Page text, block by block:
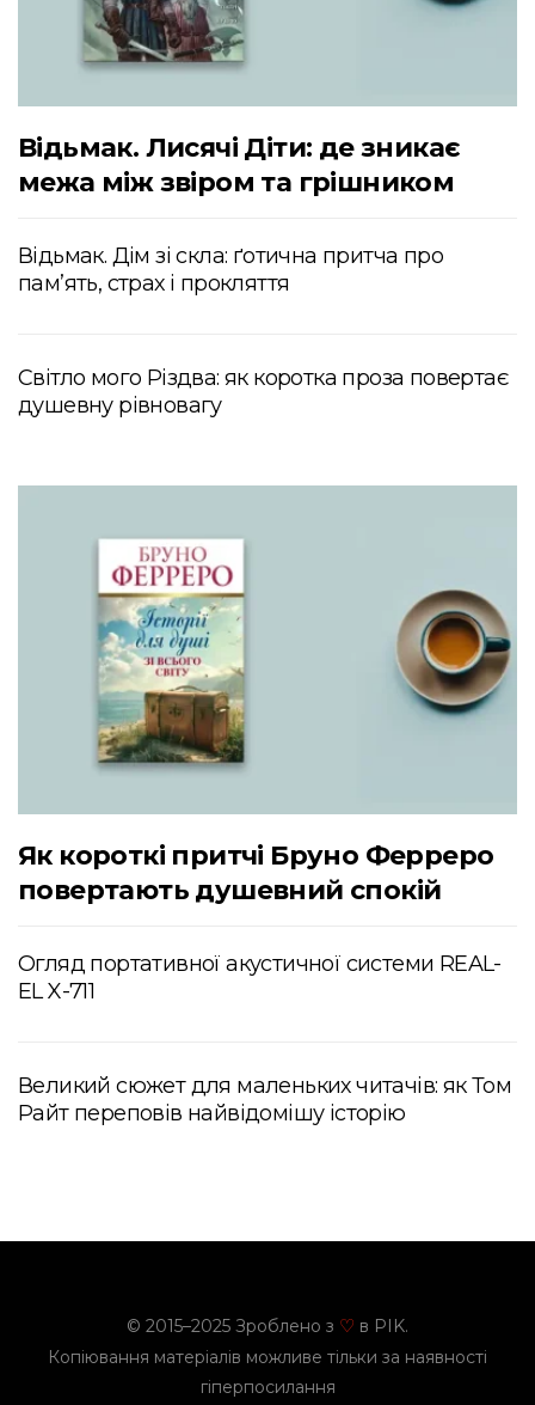
Відьмак. Лисячі Діти: де зникає
межа між звіром та грішником
Відьмак. Дім зі скла: ґотична притча про
пам’ять, страх і прокляття
Світло мого Різдва: як коротка проза повертає
душевну рівновагу
Як короткі притчі Бруно Ферреро
повертають душевний спокій
Огляд портативної акустичної системи REAL-
EL X-711
Великий сюжет для маленьких читачів: як Том
Райт переповів найвідомішу історію
© 2015–2025 Зроблено з ♡ в PIK.
Копіювання матеріалів можливе тільки за наявності
гіперпосилання